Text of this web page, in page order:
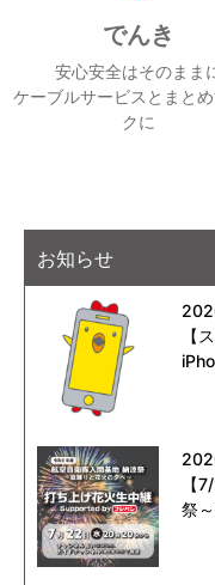
でんき
安心安全はそのまま
ケーブルサービスとまと
クに
お知らせ
【
【
祭